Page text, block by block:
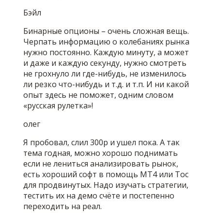
Бэйл
Бинарные опционы – очень сложная вещь.
Черпать информацию о колебаниях рынка
нужно постоянно. Каждую минуту, а может
и даже и каждую секунду, нужно смотреть
не грохнуло ли где-нибудь, не изменилось
ли резко что-нибудь и т.д. и т.п. И ни какой
опыт здесь не поможет, одним словом
«русская рулетка»!
олег
Я пробовал, слил 300р и ушел пока. А так
тема годная, можно хорошо поднимать
если не лениться анализировать рынок,
есть хороший софт в помощь МТ4 или Тос
для продвинутых. Надо изучать стратегии,
тестить их на демо счёте и постепенно
переходить на реал.